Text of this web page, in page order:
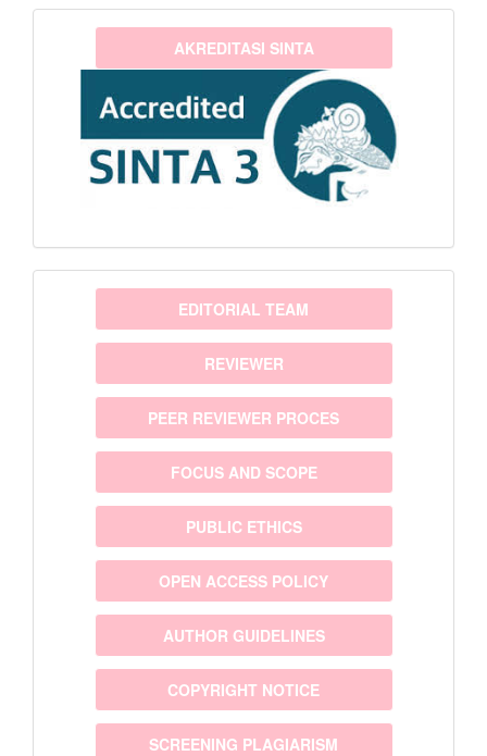
sinta3 AKREDITASI SINTA
menu EDITORIAL TEAM
REVIEWER
PEER REVIEWER PROCES
FOCUS AND SCOPE
PUBLIC ETHICS
OPEN ACCESS POLICY
AUTHOR GUIDELINES
COPYRIGHT NOTICE
SCREENING PLAGIARISM